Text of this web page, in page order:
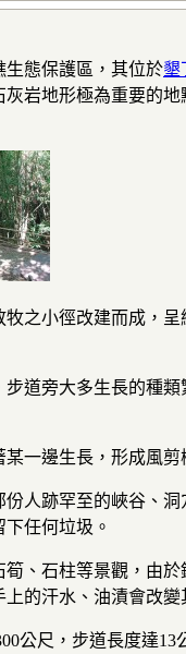
生態保護區，其位於墾
岩地形極為重要的
之小徑改建而成，
道旁大多生長的種
一邊生長，形成風
人跡罕至的峽谷、
任何垃圾。
、石柱等景觀，由
的汗水、油漬會改
公尺，步道長度達